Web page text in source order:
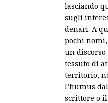
lasciando
sugli
denari. A
pochi
un discorso
tessuto di
territorio,
l’humus
scrittore o il